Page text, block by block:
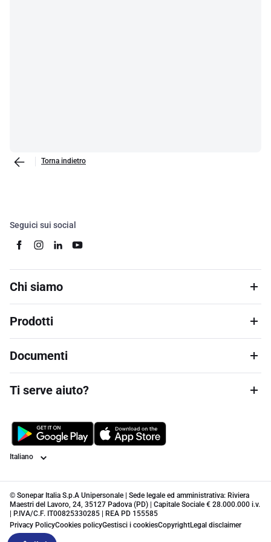
Torna indietro
Seguici sui social
Chi siamo
Prodotti
Documenti
Ti serve aiuto?
Lingua
© Sonepar Italia S.p.A Unipersonale | Sede legale ed amministrativa: Riviera
Maestri del Lavoro, 24, 35127 Padova (PD) | Capitale Sociale € 28.000.000 i.v.
| P.IVA/C.F. IT00825330285 | REA PD 155585
Privacy PolicyCookies policyGestisci i cookiesCopyrightLegal disclaimer